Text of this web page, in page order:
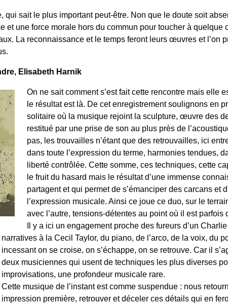
qui sait le plus important peut-être. Non que le doute soit
et une force morale hors du commun pour toucher à quelque
La reconnaissance et le temps feront leurs œuvres et l’on
Elisabeth Harnik
On ne sait comment s’est fait cette rencontre mais elle
le résultat est là. De cet enregistrement soulignons en
solitaire où la musique rejoint la sculpture, œuvre des
restitué par une prise de son au plus près de
pas, les trouvailles n’étant que des retrouvailles, ici
dans toute l’expression du terme, harmonies tendues,
liberté contrôlée. Cette somme, ces techniques, cette
le fruit du hasard mais le résultat d’une immense
partagent et qui permet de s’émanciper des carcans et
l’expression musicale. Ainsi ce joue ce duo, sur le
avec l’autre, tensions-détentes au point où il est parfois
Il y a ici un engagement proche des fureurs d’un
narratives à la Cecil Taylor, du piano, de l’arco, de la voix, du
incessant on se croise, on s’échappe, on se retrouve. Car il
deux musiciennes qui usent de techniques les plus diverses
improvisations, une profondeur musicale rare.
Cette musique de l’instant est comme suspendue : nous
impression première, retrouver et déceler ces détails qui en